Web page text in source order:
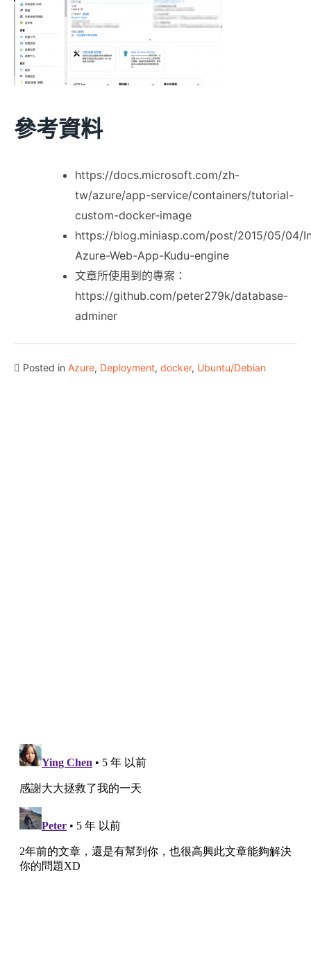
參考資料
https://docs.microsoft.com/zh-
tw/azure/app-service/containers/tutorial-
custom-docker-image
https://blog.miniasp.com/post/2015/05/04/
Azure-Web-App-Kudu-engine
文章所使用到的專案：
https://github.com/peter279k/database-
adminer
Posted in Azure, Deployment, docker, Ubuntu/Debian